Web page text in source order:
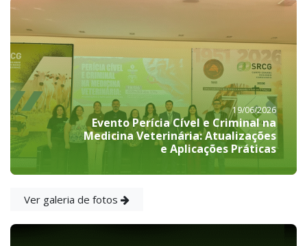
19/06/2026
Evento Perícia Cível e Criminal na
Medicina Veterinária: Atualizações
e Aplicações Práticas
Ver galeria de fotos